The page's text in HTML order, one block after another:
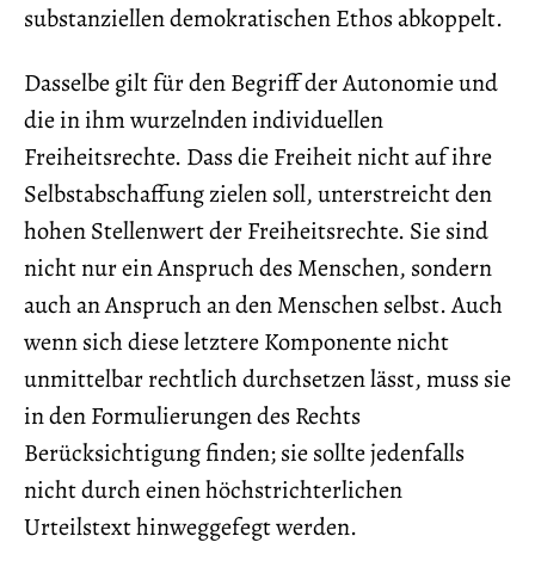
substanziellen demokratischen Ethos abkoppelt.
Dasselbe gilt für den Begriff der Autonomie und
die in ihm wurzelnden individuellen
Freiheitsrechte. Dass die Freiheit nicht auf ihre
Selbstabschaffung zielen soll, unterstreicht den
hohen Stellenwert der Freiheitsrechte. Sie sind
nicht nur ein Anspruch des Menschen, sondern
auch an Anspruch an den Menschen selbst. Auch
wenn sich diese letztere Komponente nicht
unmittelbar rechtlich durchsetzen lässt, muss sie
in den Formulierungen des Rechts
Berücksichtigung finden; sie sollte jedenfalls
nicht durch einen höchstrichterlichen
Urteilstext hinweggefegt werden.